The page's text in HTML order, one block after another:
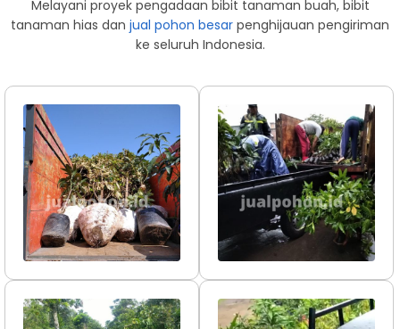
Melayani proyek pengadaan bibit tanaman buah, bibit
tanaman hias dan jual pohon besar penghijauan pengiriman
ke seluruh Indonesia.